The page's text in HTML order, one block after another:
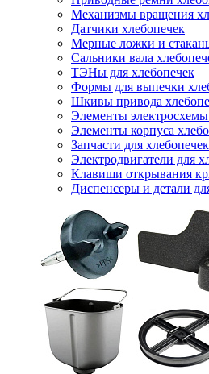
Механизмы вращения
Датчики хлебопечек
Мерные ложки и
Сальники вала
ТЭНы для хлебопечек
Формы для выпечки
Шкивы привода
Элементы
Элементы корпуса
Запчасти для
Электродвигатели для
Клавиши открывания
Диспенсеры и детали